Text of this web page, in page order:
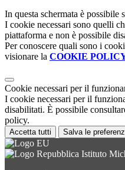
In questa schermata è possibile
I cookie necessari sono quelli
piattaforma e non è possibile
Per conoscere quali sono i
visionare la COOKIE
Cookie necessari per il
I cookie necessari per il
disabilitati. È possibile
policy.
Accetta tutti Salva le
Istituto